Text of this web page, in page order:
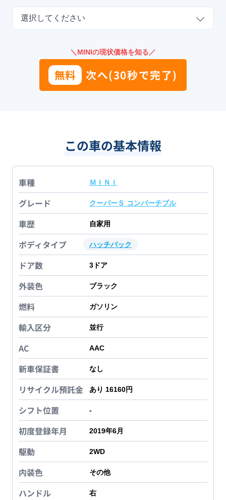
選択してください
＼MINIの現状価格を知る／
無料 次へ(30秒で完了)
この車の基本情報
車種 ＭＩＮＩ
グレード クーパーＳ コンバーチブル
車歴 自家用
ボディタイプ ハッチバック
ドア数 3 ドア
外装色 ブラック
燃料 ガソリン
輸入区分 並行
AC AAC
新車保証書 なし
リサイクル預託金 あり 16160円
シフト位置 -
初度登録年月 2019年6月
駆動 2WD
内装色 その他
ハンドル 右